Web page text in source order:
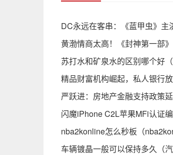
DC永远在客串：《蓝甲虫》主
黄渤情商太高！《封神第一部
苏打水和矿泉水的区别哪个好
精品财富机构崛起，私人银行
严跃进：房地产金融支持政策
闪魔iPhone C2L苹果MFi认证
nba2konline怎么秒板（
车辆镀晶一般可以保持多久（